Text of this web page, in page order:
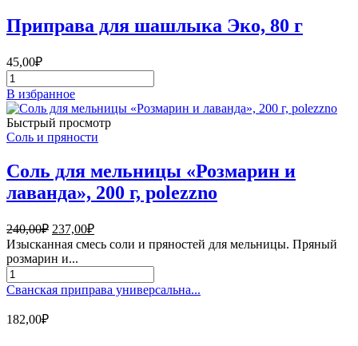
г
Приправа для шашлыка Эко, 80 г
45,00₽
Количество
товара
Приправа
для
шашлыка
80
г
В избранное
Быстрый просмотр
Соль и пряности
Соль для мельницы «Розмарин и
лаванда», 200 г, polezzno
240,00₽ Первоначальная
цена
составляла
240,00₽.
237,00₽Текущая
цена:
Изысканная смесь соли и пряностей для мельницы. Пряный
розмарин и...
Количество
товара
для
мельницы
Сванская приправа универсальна...
182,00₽